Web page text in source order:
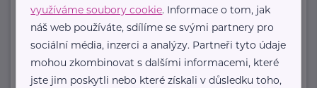
narozené děti je nezisková organizace
, která pomáhá rodinám předčasně
narozených dětí.
Fond ...
využíváme soubory cookie. Informace o tom, jak
náš web používáte, sdílíme se svými partnery pro
sociální média, inzerci a analýzy. Partneři tyto údaje
mohou zkombinovat s dalšími informacemi, které
jste jim poskytli nebo které získali v důsledku toho,